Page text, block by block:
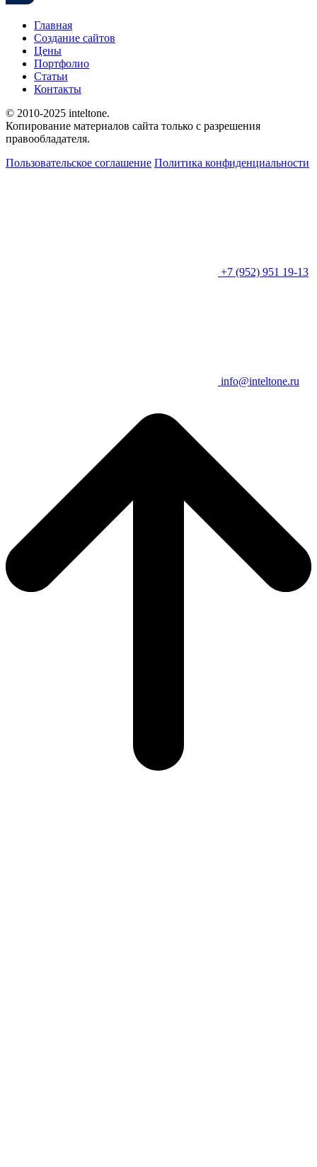
Главная
Создание сайтов
Цены
Портфолио
Статьи
Контакты
© 2010-2025 inteltone.
Копирование материалов сайта только с разрешения
правообладателя.
Пользовательское соглашение Политика конфиденциальности
+7 (952) 951 19-13
info@inteltone.ru